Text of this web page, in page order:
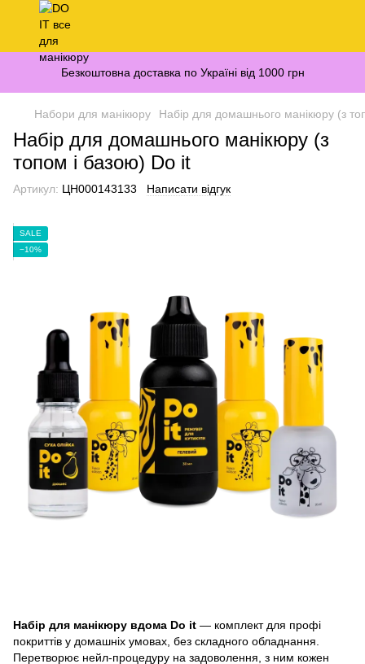
Безкоштовна доставка по Україні від 1000 грн
Набори для манікюру Набір для домашнього манікюру (з
Набір для домашнього манікюру (з
топом і базою) Do it
Артикул: ЦН000143133 Написати відгук
SALE
−10%
Набір для манікюру вдома Do it — комплект для профі
покриттів у домашніх умовах, без складного обладнання.
Перетворює нейл-процедуру на задоволення, з ним кожен